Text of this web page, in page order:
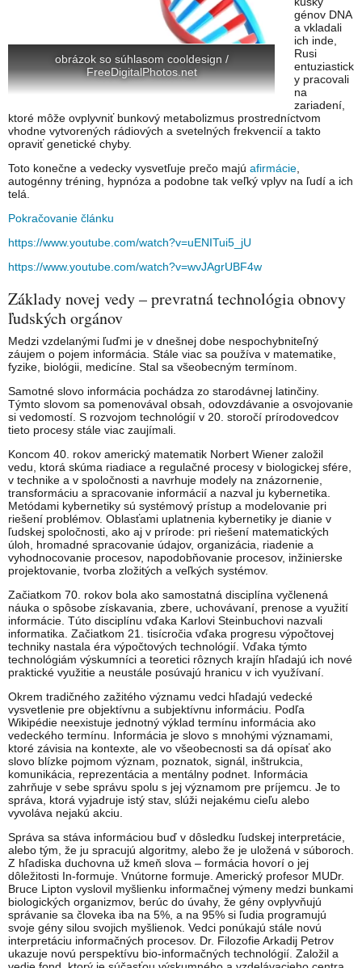
obrázok so súhlasom cooldesign /
FreeDigitalPhotos.net
génov DNA
a vkladali
ich inde,
Rusi
entuziastick
y pracovali
na
zariadení,
ktoré môže ovplyvniť bunkový metabolizmus prostredníctvom
vhodne vytvorených rádiových a svetelných frekvencií a takto
opraviť genetické chyby.
Toto konečne a vedecky vysvetľuje prečo majú afirmácie
autogénny tréning, hypnóza a podobne tak veľký vplyv na ľudí a ich
telá.
Pokračovanie článku
https://www.youtube.com/watch?v=uENITui5_jU
https://www.youtube.com/watch?v=wvJAgrUBF4w
Základy novej vedy – prevratná technológia obnovy
ľudských orgánov
Medzi vzdelanými ľuďmi je v dnešnej dobe nespochybniteľný
záujem o pojem informácia. Stále viac sa používa v matematike,
fyzike, biológii, medicíne. Stal sa všeobecným termínom.
Samotné slovo informácia pochádza zo starodávnej latinčiny.
Týmto slovom sa pomenovával obsah, odovzdávanie a osvojovanie
si vedomostí. S rozvojom technológií v 20. storočí prírodovedcov
tieto procesy stále viac zaujímali.
Koncom 40. rokov americký matematik Norbert Wiener založil
vedu, ktorá skúma riadiace a regulačné procesy v biologickej sfére,
v technike a v spoločnosti a navrhuje modely na znázornenie,
transformáciu a spracovanie informácií a nazval ju kybernetika.
Metódami kybernetiky sú systémový prístup a modelovanie pri
riešení problémov. Oblasťami uplatnenia kybernetiky je dianie v
ľudskej spoločnosti, ako aj v prírode: pri riešení matematických
úloh, hromadné spracovanie údajov, organizácia, riadenie a
vyhodnocovanie procesov, napodobňovanie procesov, inžinierske
projektovanie, tvorba zložitých a veľkých systémov.
Začiatkom 70. rokov bola ako samostatná disciplína vyčlenená
náuka o spôsobe získavania, zbere, uchovávaní, prenose a využití
informácie. Túto disciplínu vďaka Karlovi Steinbuchovi nazvali
informatika. Začiatkom 21. tisícročia vďaka progresu výpočtovej
techniky nastala éra výpočtových technológií. Vďaka týmto
technológiám výskumníci a teoretici rôznych krajín hľadajú ich nové
praktické využitie a neustále posúvajú hranicu v ich využívaní.
Okrem tradičného zažitého významu vedci hľadajú vedecké
vysvetlenie pre objektívnu a subjektívnu informáciu. Podľa
Wikipédie neexistuje jednotný výklad termínu informácia ako
vedeckého termínu. Informácia je slovo s mnohými významami,
ktoré závisia na kontexte, ale vo všeobecnosti sa dá opísať ako
slovo blízke pojmom význam, poznatok, signál, inštrukcia,
komunikácia, reprezentácia a mentálny podnet. Informácia
zahrňuje v sebe správu spolu s jej významom pre príjemcu. Je to
správa, ktorá vyjadruje istý stav, slúži nejakému cieľu alebo
vyvoláva nejakú akciu.
Správa sa stáva informáciou buď v dôsledku ľudskej interpretácie,
alebo tým, že ju spracujú algoritmy, alebo že je uložená v súboroch.
Z hľadiska duchovna už kmeň slova – formácia hovorí o jej
dôležitosti In-formuje. Vnútorne formuje. Americký profesor MUDr.
Bruce Lipton vyslovil myšlienku informačnej výmeny medzi bunkami
biologických organizmov, berúc do úvahy, že gény ovplyvňujú
správanie sa človeka iba na 5%, a na 95% si ľudia programujú
svoje gény silou svojich myšlienok. Vedci ponúkajú stále novú
interpretáciu informačných procesov. Dr. Filozofie Arkadij Petrov
ukazuje novú perspektívu bio-informačných technológií. Založil a